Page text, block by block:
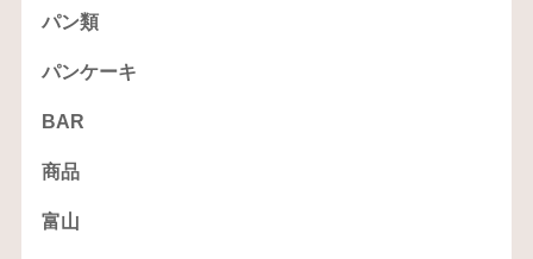
パン類
パンケーキ
BAR
商品
富山